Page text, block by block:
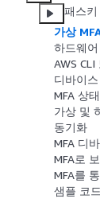
패스
가상
하드웨
AWS CLI
디바이
MFA 상
가상 및
동기화
MFA 디
MFA로
MFA를
샘플 코